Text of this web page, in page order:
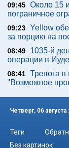
09:45 Около 15
пограничное
09:23 Yellow
за порцию на
08:49
1035-й
операции в
08:41 Тревога в
"Возможное
Четверг, 06 августа
Теги
Без картинок